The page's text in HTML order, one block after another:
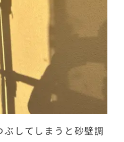
ぶしてしまうと砂壁調